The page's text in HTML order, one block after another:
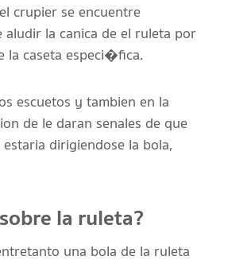
crupier se encuentre
la canica de el ruleta por
la caseta especi�fica.
escuetos y tambien en la
de le daran senales de que
dirigiendose la bola,
la ruleta?
una bola de la ruleta